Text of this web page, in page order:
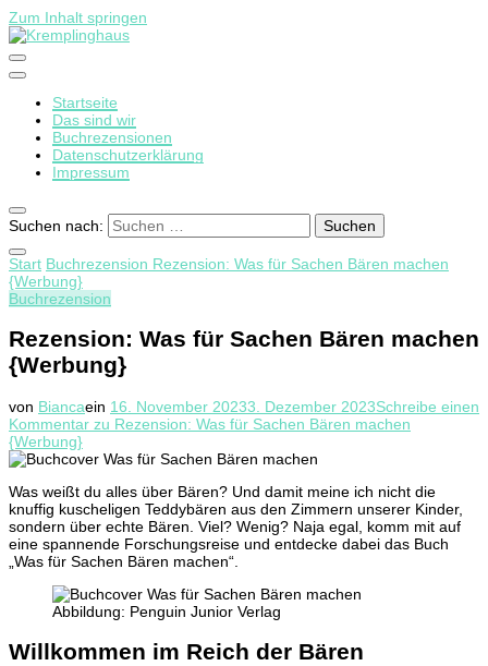
Zum Inhalt springen
Kremplinghaus
Startseite
Das sind wir
Buchrezensionen
Datenschutzerklärung
Impressum
Suchen nach:
Start Buchrezension Rezension: Was für Sachen Bären machen
{Werbung}
Buchrezension
Rezension: Was für Sachen Bären machen
{Werbung}
von Biancaein 16. November 20233. Dezember 2023Schreibe einen
Kommentar zu Rezension: Was für Sachen Bären machen
{Werbung}
Was weißt du alles über Bären? Und damit meine ich nicht die
knuffig kuscheligen Teddybären aus den Zimmern unserer Kinder,
sondern über echte Bären. Viel? Wenig? Naja egal, komm mit auf
eine spannende Forschungsreise und entdecke dabei das Buch
„Was für Sachen Bären machen“.
Abbildung: Penguin Junior Verlag
Willkommen im Reich der Bären